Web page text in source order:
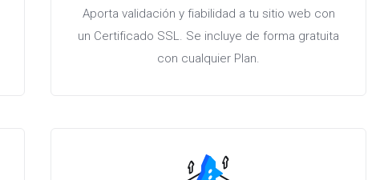
Aporta validación y fiabilidad a tu sitio web con
un Certificado SSL. Se incluye de forma gratuita
con cualquier Plan.